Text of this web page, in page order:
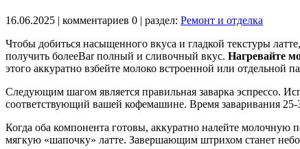
16.06.2025 | комментариев 0 | раздел: Ремонт и отделка
Чтобы добиться насыщенного вкуса и гладкой текстуры
получить болееBar полный и сливочный вкус. Нагревайте
этого аккуратно взбейте молоко встроенной или отдельной
Следующим шагом является правильная заварка эспрессо.
соответствующий вашей кофемашине. Время заваривания
Когда оба компонента готовы, аккуратно налейте молочную
мягкую «шапочку» латте. Завершающим штрихом станет